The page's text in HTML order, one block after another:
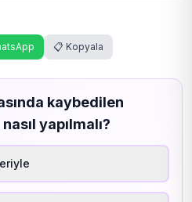
📋 Kopyala
kaybedilen
yapılmalı?